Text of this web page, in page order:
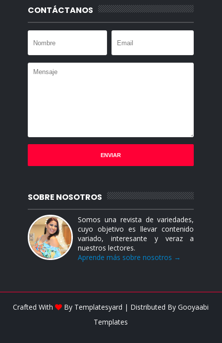
CONTÁCTANOS
SOBRE NOSOTROS
Somos una revista de variedades,
cuyo objetivo es llevar contenido
variado, interesante y veraz a
nuestros lectores.
Aprende más sobre nosotros →
Crafted With By Templatesyard | Distributed ByGooyaabi
Templates